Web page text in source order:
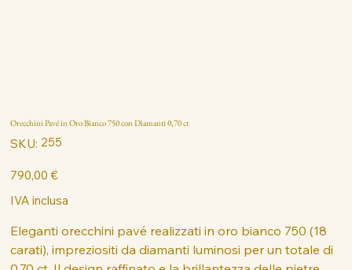
Orecchini Pavé in Oro Bianco 750 con Diamanti 0,70 ct
SKU: SKU
255
255
Prezzo
790,00 €
IVA inclusa
Eleganti orecchini pavé realizzati in oro bianco 750 (18
carati), impreziositi da diamanti luminosi per un totale di